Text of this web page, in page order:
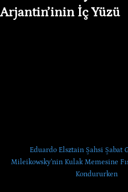
Arjantin’inin İç Yüzü
Eduardo Elsztain Şahsi Şabat
Mileikowsky’nin Kulak Memesine
Kondururken